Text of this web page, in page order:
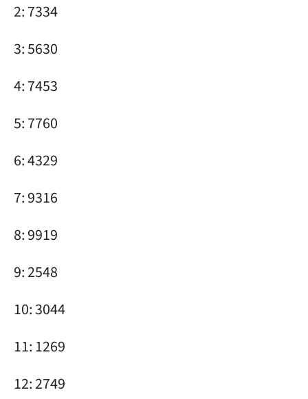
2: 7334
3: 5630
4: 7453
5: 7760
6: 4329
7: 9316
8: 9919
9: 2548
10: 3044
11: 1269
12: 2749